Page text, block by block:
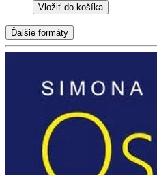
Vložiť do košíka
Ďalšie formáty